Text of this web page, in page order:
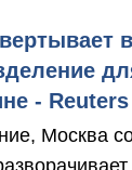
- Reuters
Москва